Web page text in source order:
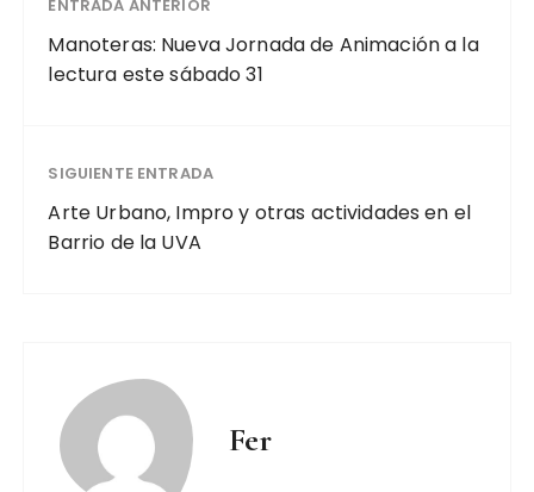
ENTRADA ANTERIOR
Manoteras: Nueva Jornada de Animación a la
lectura este sábado 31
SIGUIENTE ENTRADA
Arte Urbano, Impro y otras actividades en el
Barrio de la UVA
Fer